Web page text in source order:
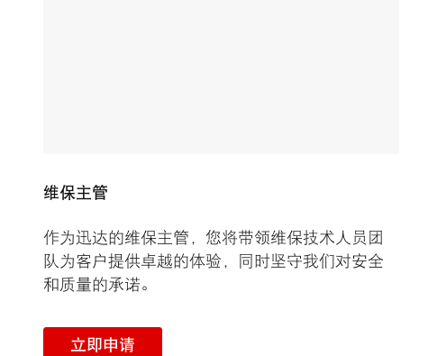
维保主管
作为迅达的维保主管，您将带领维保技术人员团
队为客户提供卓越的体验，同时坚守我们对安全
和质量的承诺。
立即申请